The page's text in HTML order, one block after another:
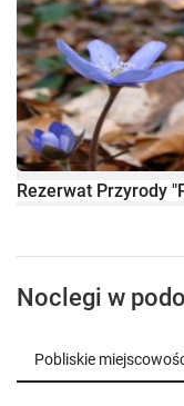
Rezerwat Przyrody
Noclegi w
Pobliskie